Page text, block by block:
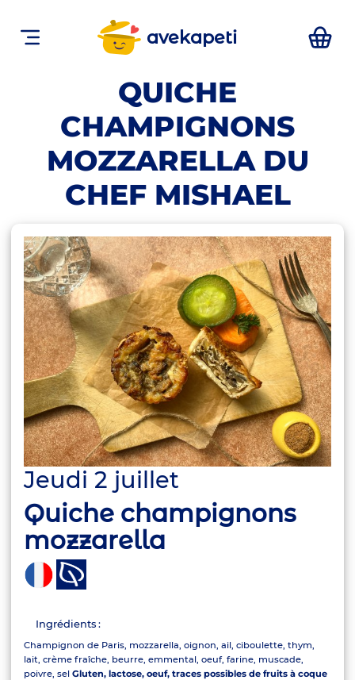
avekapeti
QUICHE
CHAMPIGNONS
MOZZARELLA DU
CHEF MISHAEL
Jeudi 2 juillet
Quiche champignons
mozzarella
Ingrédients :
Champignon de Paris, mozzarella, oignon, ail, ciboulette, thym,
lait, crème fraîche, beurre, emmental, oeuf, farine, muscade,
poivre, selGluten, lactose, oeuf, traces possibles de fruits à coque